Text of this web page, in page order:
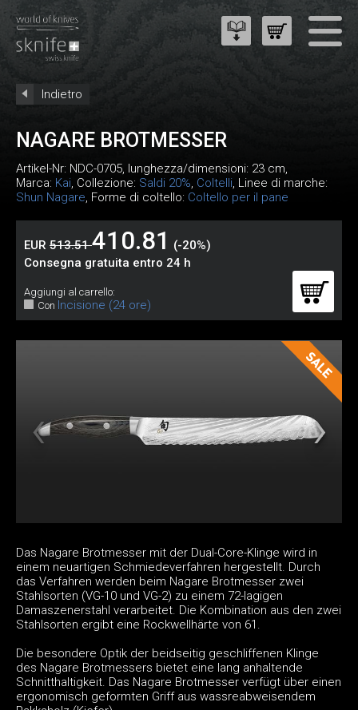
Indietro
NAGARE BROTMESSER
Artikel-Nr: NDC-0705, lunghezza/dimensioni: 23 cm,
Marca: Kai, Collezione: Saldi 20%, Coltelli, Linee di marche:
Shun Nagare, Forme di coltello: Coltello per il pane
EUR 513.51410.81
(-20%)
Consegna gratuita entro 24 h
Aggiungi al carrello:
Con Incisione (24 ore)
Das Nagare Brotmesser mit der Dual-Core-Klinge wird in
einem neuartigen Schmiedeverfahren hergestellt. Durch
das Verfahren werden beim Nagare Brotmesser zwei
Stahlsorten (VG-10 und VG-2) zu einem 72-lagigen
Damaszenerstahl verarbeitet. Die Kombination aus den zwei
Stahlsorten ergibt eine Rockwellhärte von 61.
Die besondere Optik der beidseitig geschliffenen Klinge
des Nagare Brotmessers bietet eine lang anhaltende
Schnitthaltigkeit. Das Nagare Brotmesser verfügt über einen
ergonomisch geformten Griff aus wassreabweisendem